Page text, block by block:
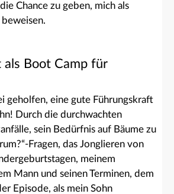
Chance zu geben, mich als
Boot Camp für
geholfen, eine gute Führungskraft
Durch die durchwachten
sein Bedürfnis auf Bäume zu
Fragen, das Jonglieren von
meinem
Mann und seinen Terminen, dem
Episode, als mein Sohn